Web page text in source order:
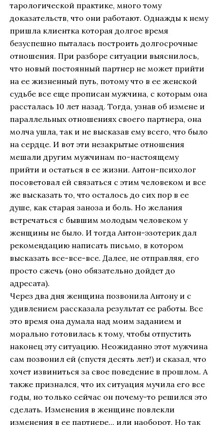
тарологической практике, много тому
доказательств, что они работают. Однажды к нему
пришла клиентка которая долгое время
безуспешно пыталась построить долгосрочные
отношения. При разборе ситуации выяснилось,
что новый постоянный партнер не может прийти
на ее жизненный путь, потому что в ее женской
судьбе все еще прописан мужчина, с которым она
рассталась 10 лет назад. Тогда, узнав об измене и
параллельных отношениях своего партнера, она
молча ушла, так и не высказав ему всего, что было
на сердце. И вот эти незакрытые отношения
мешали другим мужчинам по-настоящему
прийти и остаться в ее жизни. Антон-психолог
посоветовал ей связаться с этим человеком и все
же высказать то, что осталось до сих пор в ее
душе, как старая заноза и боль. Но желания
встречаться с бывшим молодым человеком у
женщины не было. И тогда Антон-эзотерик дал
рекомендацию написать письмо, в котором
высказать все-все-все. Далее, не отправляя, его
просто сжечь (оно обязательно дойдет до
адресата).
Через два дня женщина позвонила Антону и с
удивлением рассказала результат ее работы. Все
это время она думала над моим заданием и
морально готовилась к тому, чтобы отпустить
наконец эту ситуацию. Неожиданно этот мужчина
сам позвонил ей (спустя десять лет!) и сказал, что
хочет извиниться за свое поведение в прошлом. А
также признался, что их ситуация мучила его все
годы, но только сейчас он почему-то решился это
сделать. Изменения в женщине повлекли
изменения в ее партнере... или наоборот. Но так